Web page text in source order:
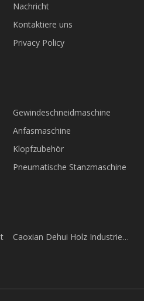
Nachricht
Kontaktiere uns
Privacy Policy
Gewindeschneidmaschine
Anfasmaschine
Klopfzubehör
Pneumatische Stanzmaschine
Caoxian Dehui Holz Industrie